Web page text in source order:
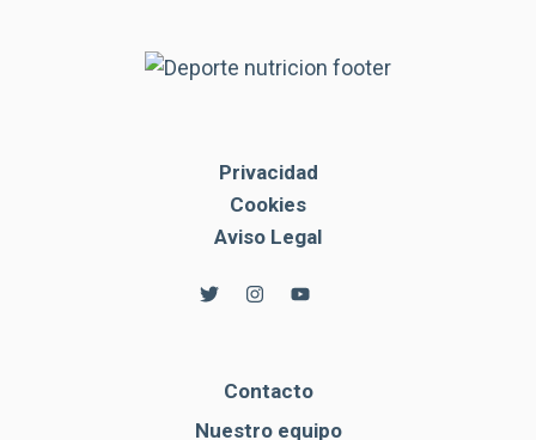
Privacidad
Cookies
Aviso Legal
Contacto
Nuestro equipo